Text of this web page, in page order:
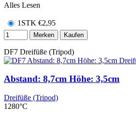
Alles Lesen
1STK €2,95
Merken Kaufen
DF7 Dreifüße (Tripod)
Abstand: 8,7cm Höhe: 3,5cm
Dreifüße (Tripod)
1280°C